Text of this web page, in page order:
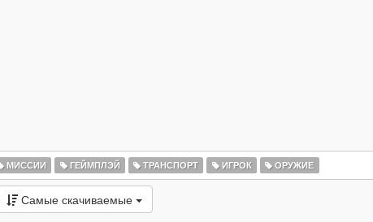
МИССИИ ГЕЙМПЛЭЙ ТРАНСПОРТ ИГРОК ОРУЖИЕ
Самые скачиваемые